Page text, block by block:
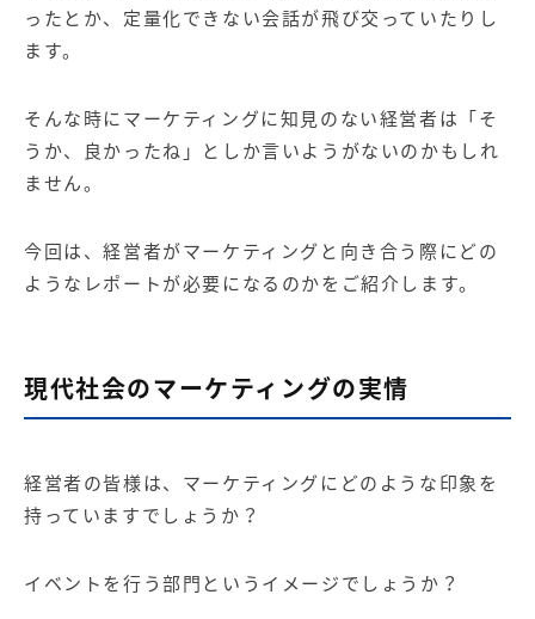
【塾・個別塾業界向け】新規
集客Web広告パッケージ
サイトアクセス増加パッケー
商圏ねらいうちパッケージ 求人パッケージ
Web制作の製品
ったとか、定量化できない会話が飛び交っていたりし
ます。
そんな時にマーケティングに知見のない経営者は「そ
うか、良かったね」としか言いようがないのかもしれ
ません。
今回は、経営者がマーケティングと向き合う際にどの
ようなレポートが必要になるのかをご紹介します。
現代社会のマーケティングの実情
経営者の皆様は、マーケティングにどのような印象を
持っていますでしょうか？
イベントを行う部門というイメージでしょうか？